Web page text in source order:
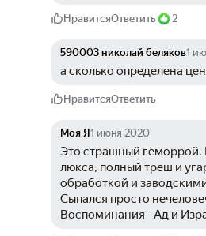
НравитсяОтветить 2
590003 николай беляков1
а сколько определена
НравитсяОтветить
Моя Я 1 июня 2020
Это страшный геморрой.
люкса, полный треш и
обработкой и
Сыпался просто
Воспоминания - Ад и